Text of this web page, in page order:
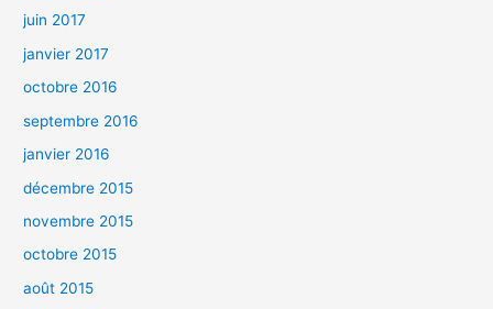
juin 2017
janvier 2017
octobre 2016
septembre 2016
janvier 2016
décembre 2015
novembre 2015
octobre 2015
août 2015